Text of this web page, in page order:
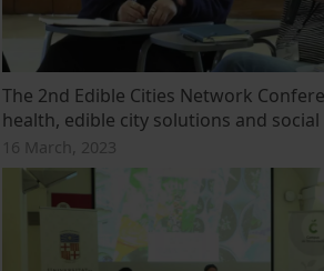
The 2nd Edible Cities Network
health, edible city solutions and
16 March, 2023